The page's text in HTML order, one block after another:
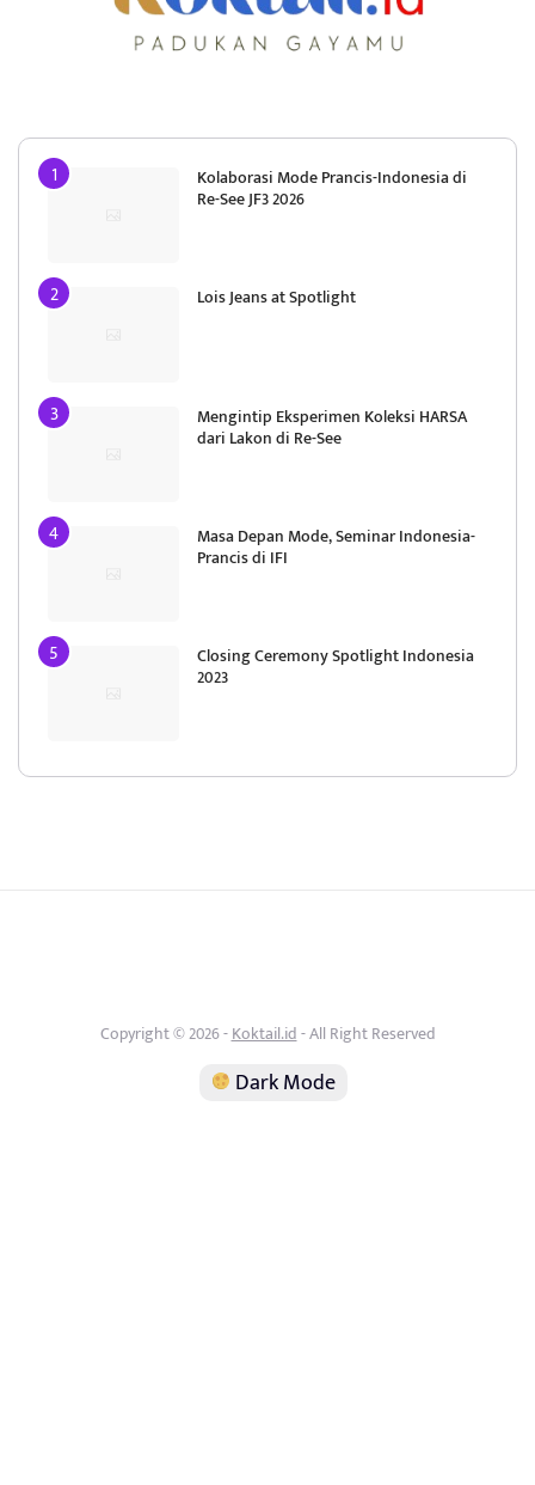
Kolaborasi Mode Prancis-Indonesia di
Re-See JF3 2026
Lois Jeans at Spotlight
Mengintip Eksperimen Koleksi HARSA
dari Lakon di Re-See
Masa Depan Mode, Seminar Indonesia-
Prancis di IFI
Closing Ceremony Spotlight Indonesia
2023
Copyright © 2026 -Koktail.id- All Right Reserved
Dark Mode